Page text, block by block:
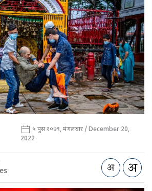
५ पुस २०७९, मंगलबार / December 20,
2022